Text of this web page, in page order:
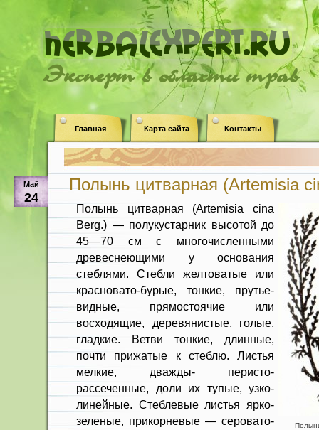
Эксперт в области трав
Главная Карта сайта Контакты
Май
24
Полынь цитварная (Artemisia
Полынь цитварная (Artemisia cina
Berg.) — полукустарник высотой до
45—70 см с многочисленными
древеснеющими у ос­нования
стеблями. Стебли желтоватые или
красновато-бурые, тонкие, прутье­
видные, прямостоячие или
восходящие, деревянистые, голые,
гладкие. Ветви тонкие, длинные,
почти прижатые к стеблю. Листья
мелкие, дважды- перисто-
рассеченные, доли их тупые, узко­
линейные. Стеблевые листья ярко-
зе­леные, прикорневые — серовато-